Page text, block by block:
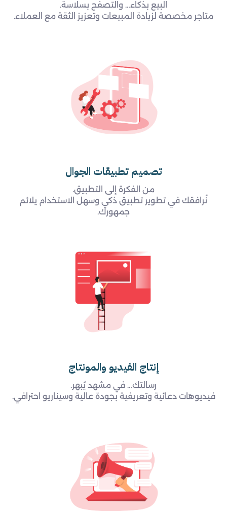
البيع بذكاء… والتصفح بسلاسة.
متاجر مخصصة لزيادة المبيعات وتعزيز الثقة مع العملاء.
تصميم تطبيقات الجوال
من الفكرة إلى التطبيق.
نُرافقك في تطوير تطبيق ذكي وسهل الاستخدام يلائم
جمهورك.
إنتاج الفيديو والمونتاج
رسالتك… في مشهد يُبهر.
فيديوهات دعائية وتعريفية بجودة عالية وسيناريو احترافي.